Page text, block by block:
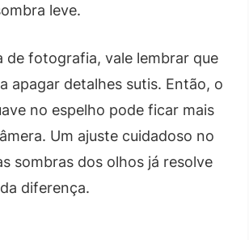
leve.
de fotografia, vale lembrar que
apagar detalhes sutis. Então, o
no espelho pode ficar mais
Um ajuste cuidadoso no
sombras dos olhos já resolve
diferença.